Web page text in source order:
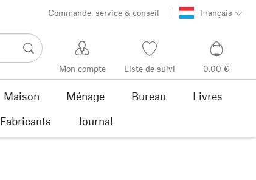
Commande, service & conseil Français
Mon compte Liste de suivi 0,00 €
Maison Ménage Bureau
Livres
Fabricants Journal